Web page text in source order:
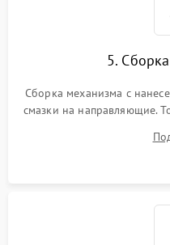
5.
Сборка механизма с
смазки на направляющие.
программным или